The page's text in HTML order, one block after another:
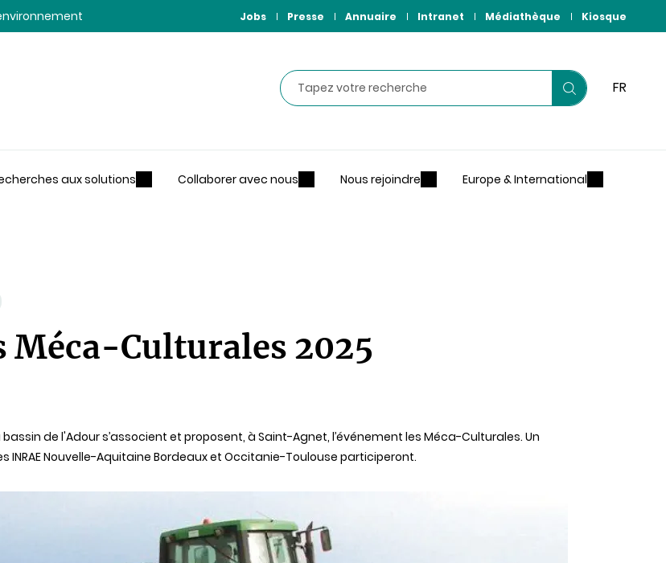
Jobs Presse Annuaire Intranet Médiathèque Kiosque
Rechercher
Lancer
FR
aux solutions Collaborer avec nous Nous rejoindre Europe & International
Méca-Culturales 2025
bassin de l'Adour s’associent et proposent, à Saint-Agnet, l’événement les Méca-Culturales. Un
Nouvelle-Aquitaine Bordeaux et Occitanie-Toulouse participeront.